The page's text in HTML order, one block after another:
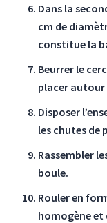
Dans la
cm de
constitue la
Beurrer le
placer autour
Disposer
les chutes de
Rassembler
boule.
Rouler en
homogène et